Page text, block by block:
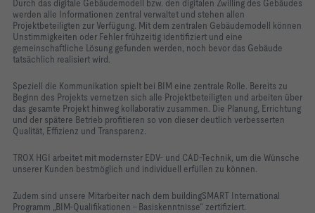
Durch das digitale Gebäudemodell bzw. den digitalen Zwilling des Gebäudes
werden alle Informationen zentral verwaltet und stehen allen
Projektbeteiligten zur Verfügung. Mit dem zentralen Gebäudemodell können
Unstimmigkeiten oder Fehler frühzeitig identifiziert und eine
gemeinschaftliche Lösung gefunden werden, noch bevor das Gebäude
tatsächlich realisiert wird.
Speziell die Kommunikation spielt bei BIM eine zentrale Rolle. Bereits zu
Beginn des Projekts vernetzen sich alle Projektbeteiligten und arbeiten über
das gesamte Projekt hinweg kollaborativ zusammen. Die Planung, Errichtung
und der spätere Betrieb profitieren so von dieser deutlich verbesserten
Qualität, Effizienz und Transparenz.
TROX HGI arbeitet mit modernster EDV- und CAD-Technik, um die Wünsche
unserer Kunden bestmöglich und individuell erfüllen zu können.
Zudem sind unsere Mitarbeiter nach dem buildingSMART International
Programm „BIM-Qualifikationen - Basiskenntnisse“ zertifiziert.